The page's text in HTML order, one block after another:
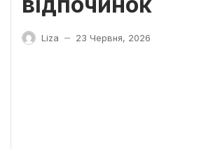
Liza — 23 Червня, 2026